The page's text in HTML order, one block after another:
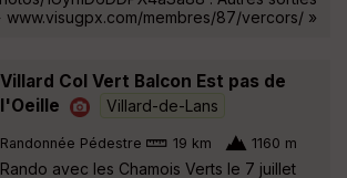
www.visugpx.com/membres/87/vercors/ »
Villard Col Vert Balcon Est pas de
l'Oeille
Villard-de-Lans
Randonnée Pédestre 19 km 1160 m
Rando avec les Chamois Verts le 7 juillet